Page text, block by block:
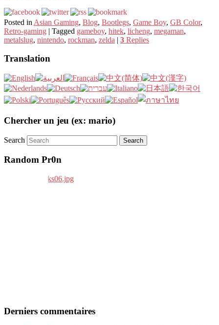
Posted in Asian Gaming, Blog, Bootlegs, Game Boy, GB Color,
Retro-gaming | Tagged gameboy, hitek, licheng, megaman,
metalslug, nintendo, rockman, zelda | 3 Replies
Translation
Chercher un jeu (ex: mario)
Search
Random Pr0n
Derniers commentaires